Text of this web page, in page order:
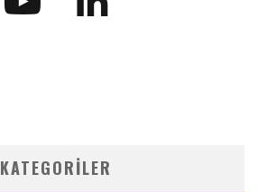
KATEGORILER